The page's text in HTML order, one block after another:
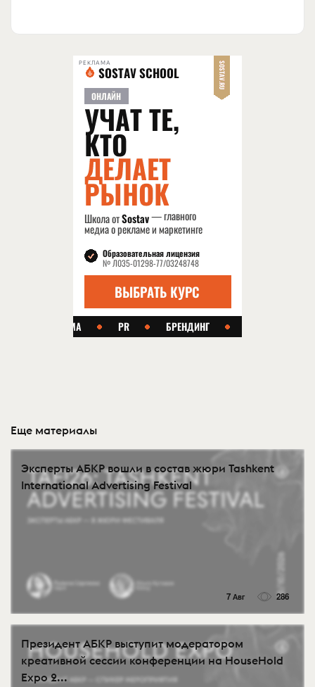
РЕКЛАМА
Еще материалы
Эксперты АБКР вошли в состав жюри Tashkent
International Advertising Festival
7 Авг 286
Президент АБКР выступит модератором
креативной сессии конференции на HouseHold
Expo 2...